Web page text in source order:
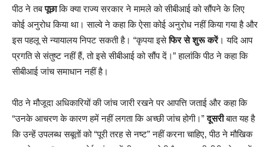
पीठ ने तबपूछाकि क्या राज्य सरकार ने मामले को सीबीआई को सौंपने के लिए
कोई अनुरोध किया था। साल्वे ने कहा कि ऐसा कोई अनुरोध नहीं किया गया है और
इस पहलू से न्यायालय निपट सकती है। “कृपया इसेफिर से शुरू करें। यदि आप
प्रगति से संतुष्ट नहीं हैं, तो इसे सीबीआई को सौंप दें।” हालांकि पीठ ने कहा कि
सीबीआई जांच समाधान नहीं है।
पीठ ने मौजूदा अधिकारियों की जांच जारी रखने पर आपत्ति जताई और कहा कि
“उनके आचरण के कारण हमें नहीं लगता कि अच्छी जांच होगी।”दूसरीबात यह है
कि उन्हें उपलब्ध सबूतों को “पूरी तरह से नष्ट” नहीं करना चाहिए, पीठ ने मौखिक